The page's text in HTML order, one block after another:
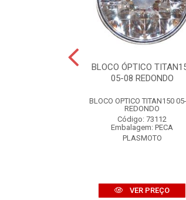
BLOCO ÓPTICO
05-08 REDONDO
BLOCO OPTICO TITAN150
REDONDO
Código: 73112
Embalagem: PECA
PLASMOTO
VER PREÇO